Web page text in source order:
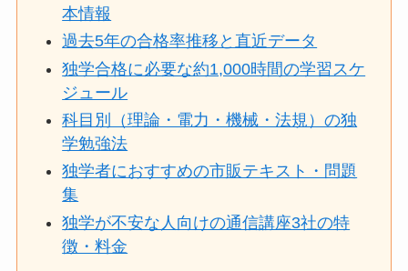
本情報
過去5年の合格率推移と直近データ
独学合格に必要な約1,000時間の学習スケ
ジュール
科目別（理論・電力・機械・法規）の独
学勉強法
独学者におすすめの市販テキスト・問題
集
独学が不安な人向けの通信講座3社の特
徴・料金